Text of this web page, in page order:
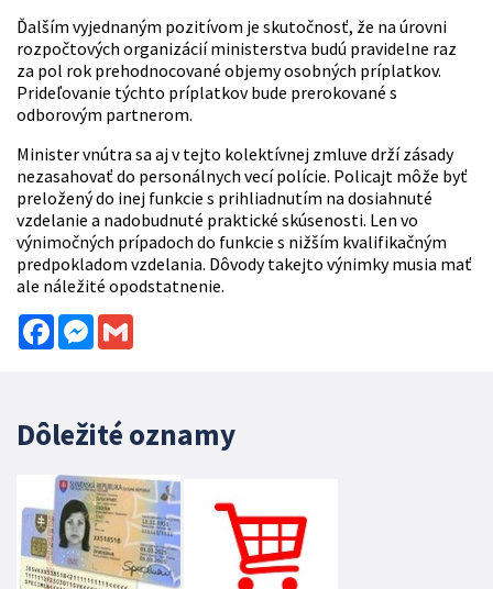
Ďalším vyjednaným pozitívom je skutočnosť, že na úrovni
rozpočtových organizácií ministerstva budú pravidelne raz
za pol rok prehodnocované objemy osobných príplatkov.
Prideľovanie týchto príplatkov bude prerokované s
odborovým partnerom.
Minister vnútra sa aj v tejto kolektívnej zmluve drží zásady
nezasahovať do personálnych vecí polície. Policajt môže byť
preložený do inej funkcie s prihliadnutím na dosiahnuté
vzdelanie a nadobudnuté praktické skúsenosti. Len vo
výnimočných prípadoch do funkcie s nižším kvalifikačným
predpokladom vzdelania. Dôvody takejto výnimky musia mať
ale náležité opodstatnenie.
FacebookMessenger
Dôležité oznamy